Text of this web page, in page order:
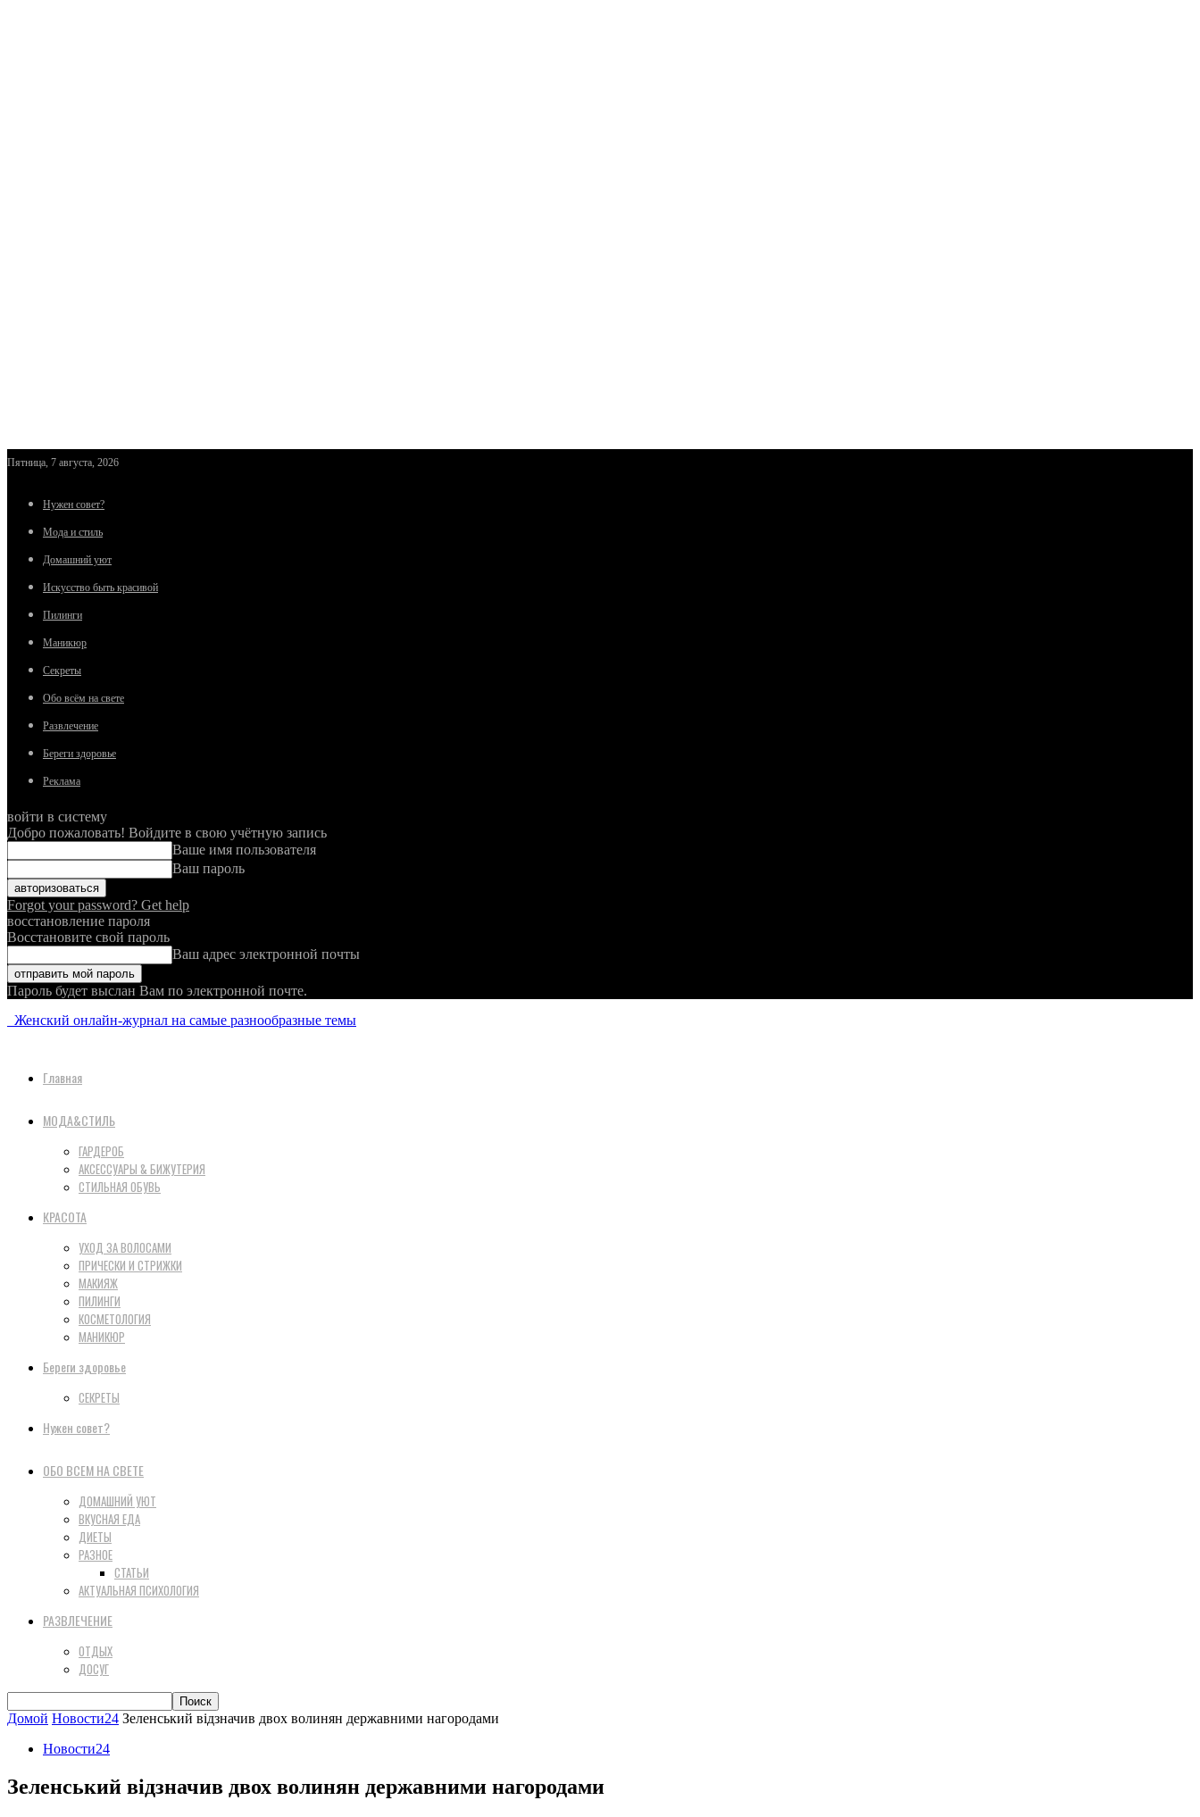
Пятница, 7 августа, 2026
Нужен совет?
Мода и стиль
Домашний уют
Искусство быть красивой
Пилинги
Маникюр
Секреты
Обо всём на свете
Развлечение
Береги здоровье
Реклама
войти в систему
Добро пожаловать! Войдите в свою учётную запись
Ваше имя пользователя
Ваш пароль
Forgot your password? Get help
восстановление пароля
Восстановите свой пароль
Ваш адрес электронной почты
Пароль будет выслан Вам по электронной почте.
Женский онлайн-журнал на самые разнообразные темы
Главная
МОДА&СТИЛЬ
ГАРДЕРОБ
АКСЕССУАРЫ & БИЖУТЕРИЯ
СТИЛЬНАЯ ОБУВЬ
КРАСОТА
УХОД ЗА ВОЛОСАМИ
ПРИЧЕСКИ И СТРИЖКИ
МАКИЯЖ
ПИЛИНГИ
КОСМЕТОЛОГИЯ
МАНИКЮР
Береги здоровье
СЕКРЕТЫ
Нужен совет?
ОБО ВСЕМ НА СВЕТЕ
ДОМАШНИЙ УЮТ
ВКУСНАЯ ЕДА
ДИЕТЫ
РАЗНОЕ
СТАТЬИ
АКТУАЛЬНАЯ ПСИХОЛОГИЯ
РАЗВЛЕЧЕНИЕ
ОТДЫХ
ДОСУГ
Домой Новости24 Зеленський відзначив двох волинян державними нагородами
Новости24
Зеленський відзначив двох волинян державними нагородами